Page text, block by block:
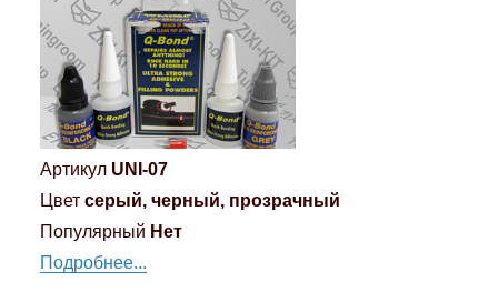
Артикул UNI-07
Цвет серый, черный, прозрачный
Популярный Нет
Подробнее...